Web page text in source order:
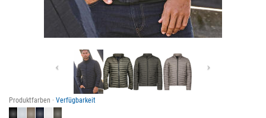
Previous
Produktfarben · Verfügbarkeit